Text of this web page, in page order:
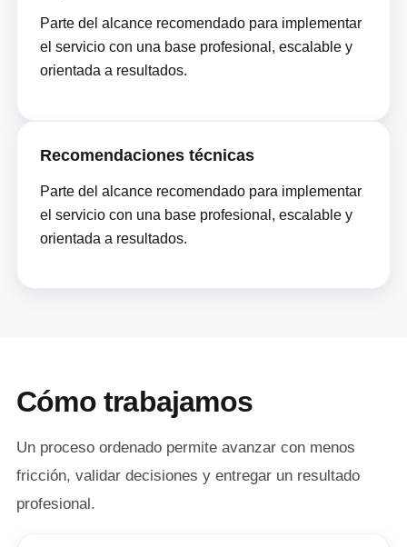
Parte del alcance recomendado para implementar
el servicio con una base profesional, escalable y
orientada a resultados.
Recomendaciones técnicas
Parte del alcance recomendado para implementar
el servicio con una base profesional, escalable y
orientada a resultados.
Cómo trabajamos
Un proceso ordenado permite avanzar con menos
fricción, validar decisiones y entregar un resultado
profesional.